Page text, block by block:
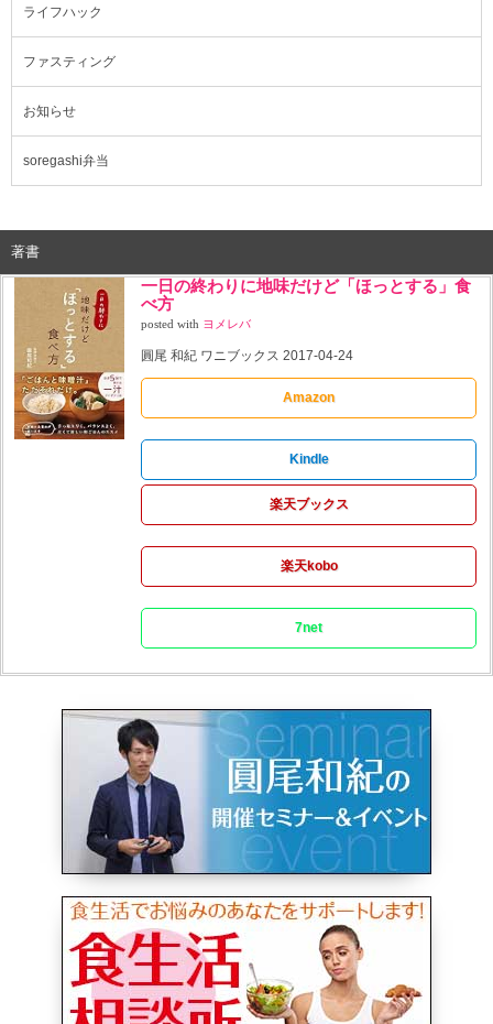
ライフハック
ファスティング
お知らせ
soregashi弁当
著書
一日の終わりに地味だけど「ほっとする」食
べ方
posted with ヨメレバ
圓尾 和紀 ワニブックス 2017-04-24
Amazon
Kindle
楽天ブックス
楽天kobo
7net